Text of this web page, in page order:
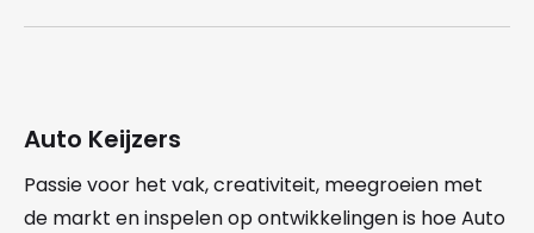
Auto Keijzers
Passie voor het vak, creativiteit, meegroeien met
de markt en inspelen op ontwikkelingen is hoe Auto